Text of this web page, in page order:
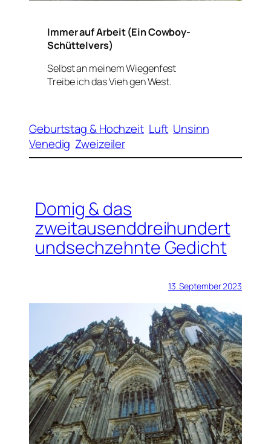
Immer auf Arbeit (Ein Cowboy-
Schüttelvers)
Selbst an meinem Wiegenfest
Treibe ich das Vieh gen West.
Geburtstag & Hochzeit Luft Unsinn
Venedig Zweizeiler
Domig & das
zweitausenddreihundert
undsechzehnte Gedicht
13. September 2023